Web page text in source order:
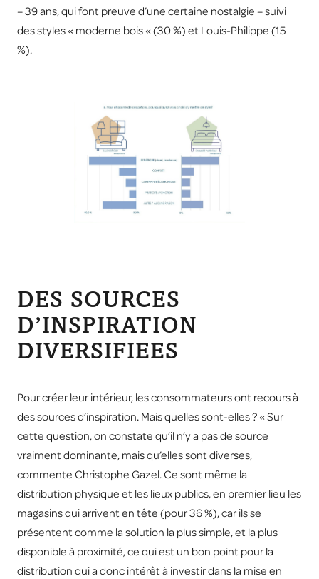
– 39 ans, qui font preuve d’une certaine nostalgie – suivi
des styles « moderne bois « (30 %) et Louis-Philippe (15
%).
DES SOURCES
D’INSPIRATION
DIVERSIFIEES
Pour créer leur intérieur, les consommateurs ont recours à
des sources d’inspiration. Mais quelles sont-elles ? « Sur
cette question, on constate qu’il n’y a pas de source
vraiment dominante, mais qu’elles sont diverses,
commente Christophe Gazel. Ce sont même la
distribution physique et les lieux publics, en premier lieu les
magasins qui arrivent en tête (pour 36 %), car ils se
présentent comme la solution la plus simple, et la plus
disponible à proximité, ce qui est un bon point pour la
distribution qui a donc intérêt à investir dans la mise en